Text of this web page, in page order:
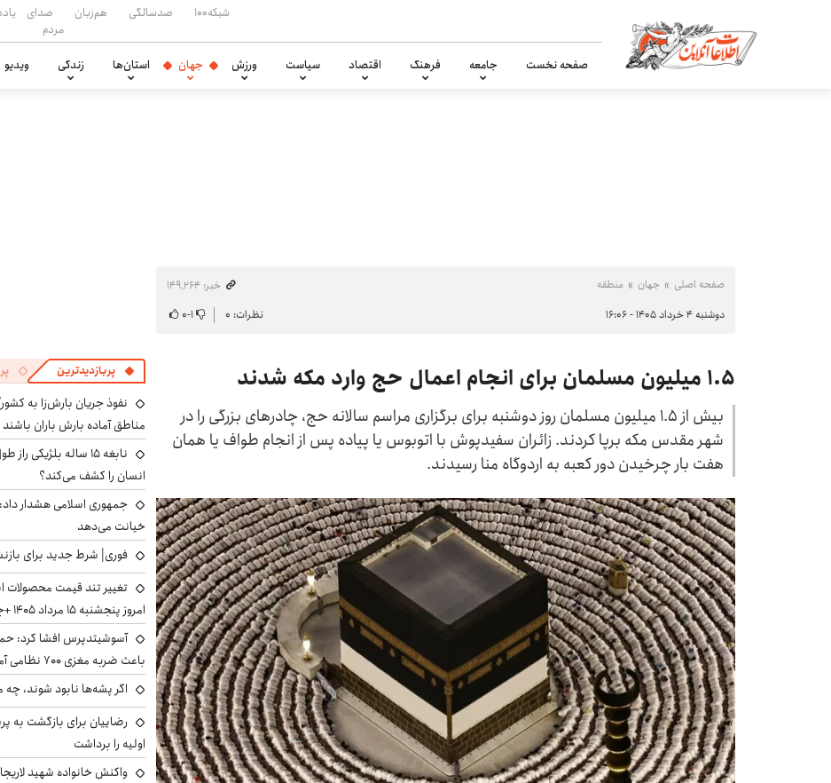
شبکه۱۰۰ صدسالگی هم‌زبان
صدای
مردم
صفحه نخست جامعه فرهنگ اقتصاد سیاست ورزش جهان استان‌ها زندگی ویدیو
صفحه اصلی جهان منطقه
خبر: ۱۴۹٬۲۶۴
دوشنبه ۴ خرداد ۱۴۰۵ - ۱۶:۰۶
نظرات: ۰ ۱-۰
۱.۵ میلیون مسلمان برای انجام اعمال حج وارد مکه شدند
بیش از ۱.۵ میلیون مسلمان روز دوشنبه برای برگزاری مراسم سالانه حج، چادرهای بزرگی را در
شهر مقدس مکه برپا کردند. زائران سفیدپوش با اتوبوس یا پیاده پس از انجام طواف یا همان
هفت بار چرخیدن دور کعبه به اردوگاه منا رسیدند.
پربازدیدترین
نفوذ جریان بارش‌زا به
مناطق آماده بارش باران باشند
نابغه ۱۵ ساله بلژیکی
انسان را کشف می‌کند؟
جمهوری اسلامی هشدار
خیانت می‌دهد
فوری| شرط جدید برای
تغییر تند قیمت محصولات
امروز پنجشنبه ۱۵ مرداد ۱۴۰۵ +جدول
آسوشیتدپرس افشا کرد:
باعث ضربه مغزی ۷۰۰ نظامی آمریکایی شد
اگر پشه‌ها نابود شوند،
رضاییان برای بازگشت به
اولیه را برداشت
واکنش خانواده شهید